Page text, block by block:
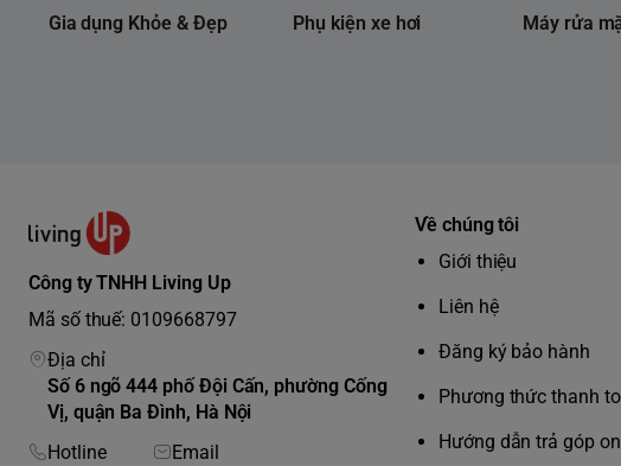
Gia dụng Khỏe & Đẹp Phụ kiện xe hơi Máy rửa
Công ty TNHH Living Up
Mã số thuế: 0109668797
Địa chỉ
Số 6 ngõ 444 phố Đội Cấn, phường Cống
Vị, quận Ba Đình, Hà Nội
Hotline
Email
Về chúng tôi
Giới thiệu
Liên hệ
Đăng ký bảo hành
Phương thức thanh
Hướng dẫn trả góp